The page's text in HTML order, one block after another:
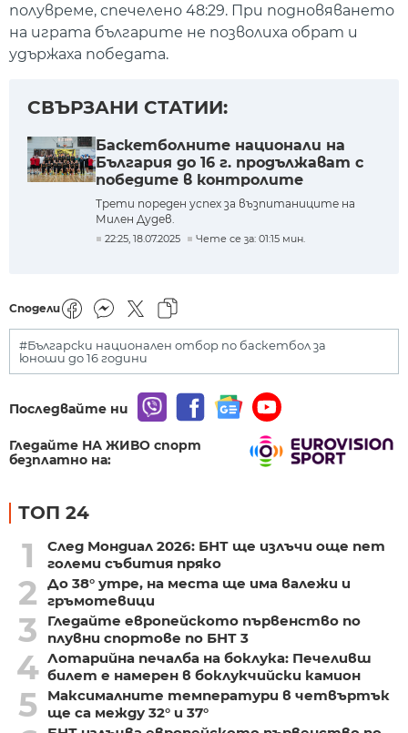
полувреме, спечелено 48:29. При подновяването
на играта българите не позволиха обрат и
удържаха победата.
СВЪРЗАНИ СТАТИИ:
Баскетболните национали на
България до 16 г. продължават с
победите в контролите
Трети пореден успех за възпитаниците на
Милен Дудев.
22:25, 18.07.2025 Чете се за: 01:15 мин.
Сподели
#Български национален отбор по баскетбол за
юноши до 16 години
Последвайте ни
Гледайте НА ЖИВО спорт
безплатно на:
ТОП 24
1
След Мондиал 2026: БНТ ще излъчи още пет
големи събития пряко
2
До 38° утре, на места ще има валежи и
гръмотевици
3
Гледайте европейското първенство по
плувни спортове по БНТ 3
4 Лотарийна печалба на боклука: Печеливш
билет е намерен в боклукчийски камион
5
Максималните температури в четвъртък
ще са между 32° и 37°